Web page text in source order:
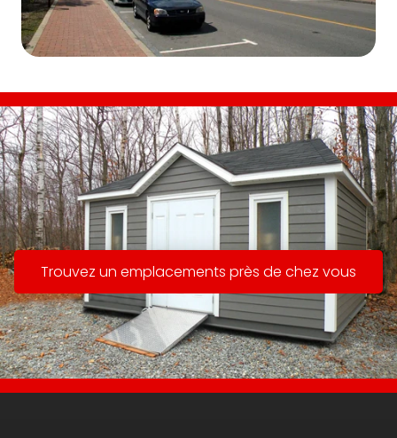
Spécialise dans la fabrication de
remises depuis plus de 35 ans
Trouvez un emplacements près de chez vous